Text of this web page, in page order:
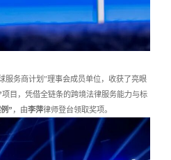
服务商计划”理事会成员单位，收获了亮眼
项目，凭借全链条的跨境法律服务能力与标
” ，由李萍律师登台领取奖项。